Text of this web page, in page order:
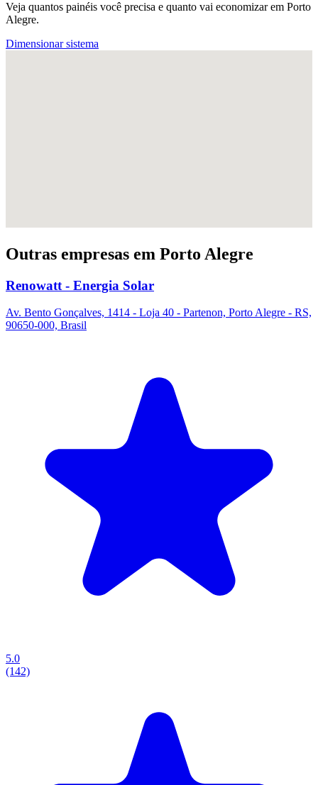
Veja quantos painéis você precisa e quanto vai economizar em Porto
Alegre.
Dimensionar sistema
Outras empresas em Porto Alegre
Renowatt - Energia Solar
Av. Bento Gonçalves, 1414 - Loja 40 - Partenon, Porto Alegre - RS,
90650-000, Brasil
5.0
(142)